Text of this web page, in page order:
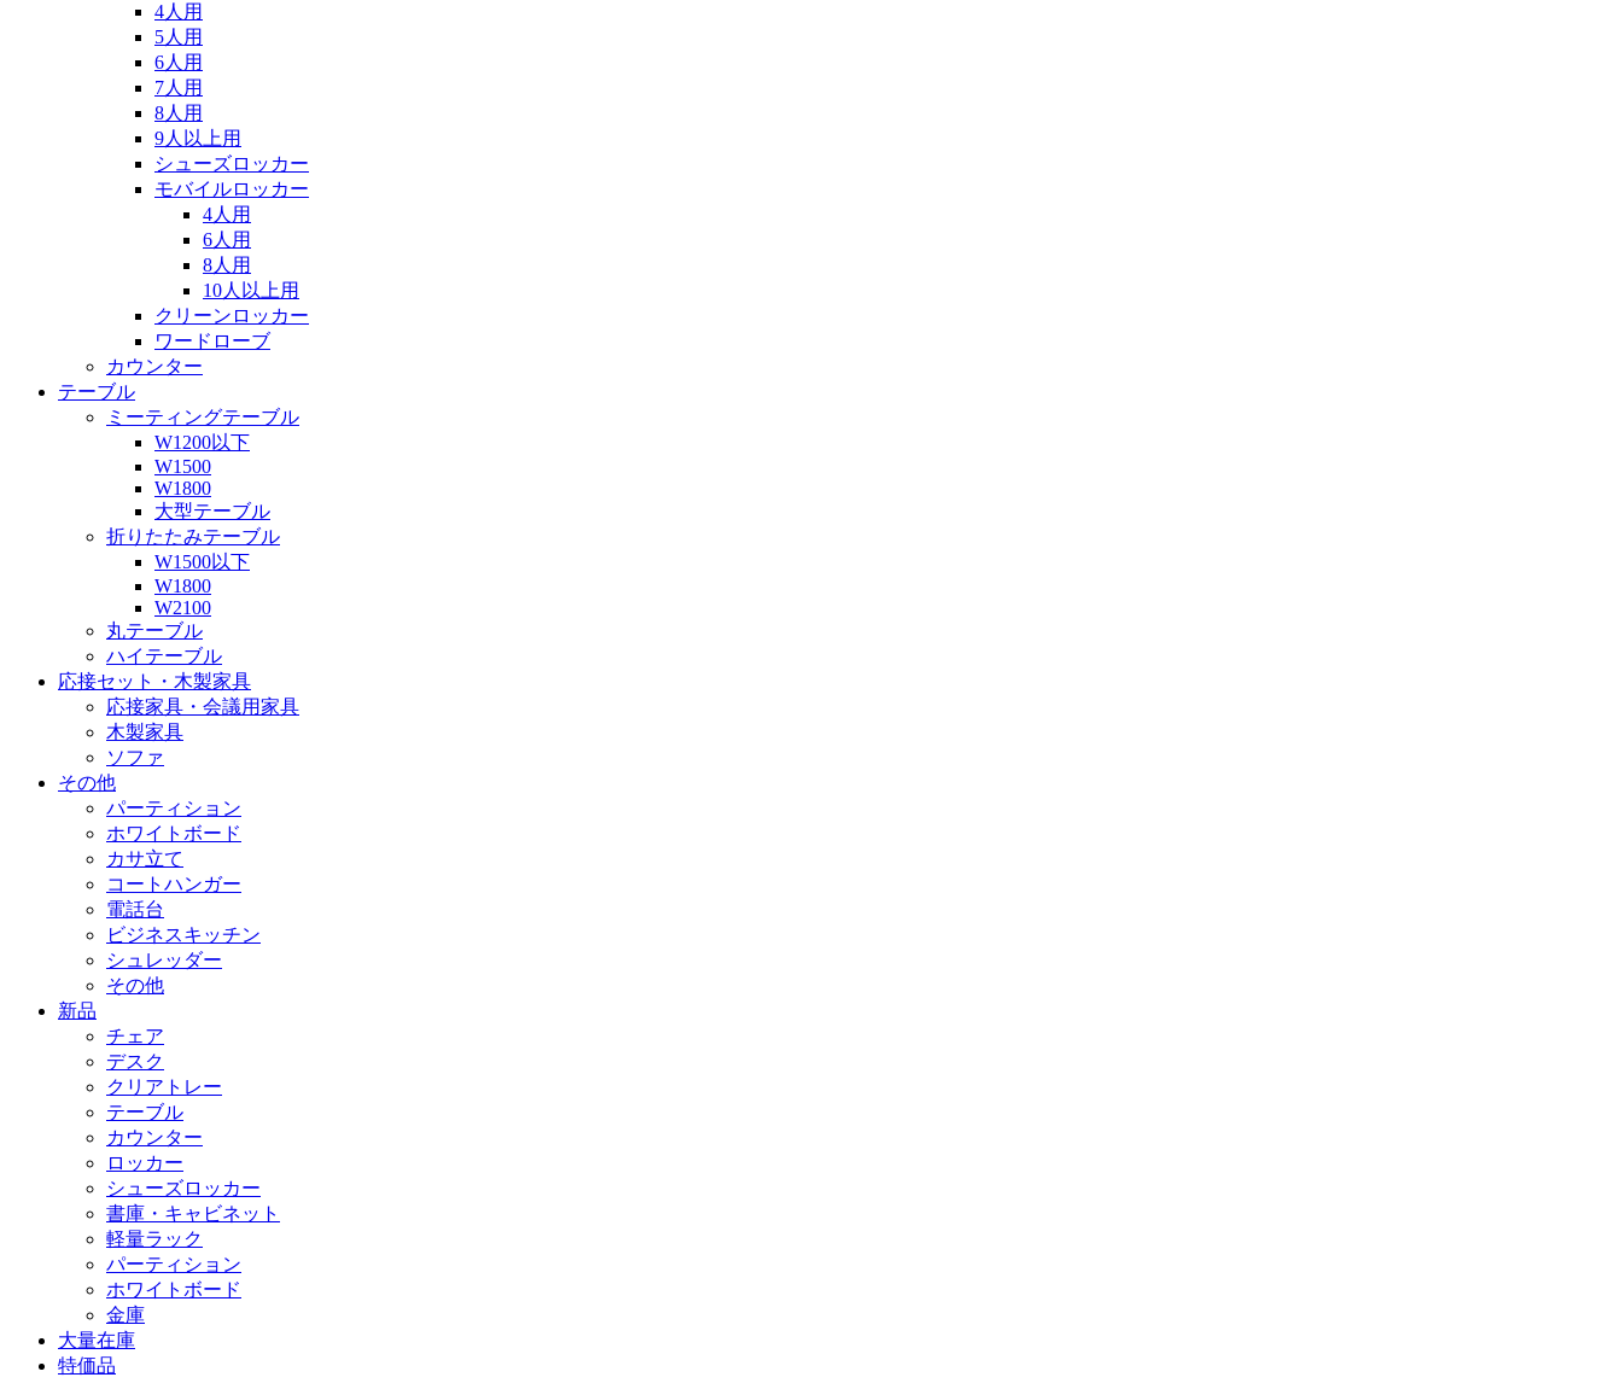
4人用
5人用
6人用
7人用
8人用
9人以上用
シューズロッカー
モバイルロッカー
4人用
6人用
8人用
10人以上用
クリーンロッカー
ワードローブ
カウンター
テーブル
ミーティングテーブル
W1200以下
W1500
W1800
大型テーブル
折りたたみテーブル
W1500以下
W1800
W2100
丸テーブル
ハイテーブル
応接セット・木製家具
応接家具・会議用家具
木製家具
ソファ
その他
パーティション
ホワイトボード
カサ立て
コートハンガー
電話台
ビジネスキッチン
シュレッダー
その他
新品
チェア
デスク
クリアトレー
テーブル
カウンター
ロッカー
シューズロッカー
書庫・キャビネット
軽量ラック
パーティション
ホワイトボード
金庫
大量在庫
特価品